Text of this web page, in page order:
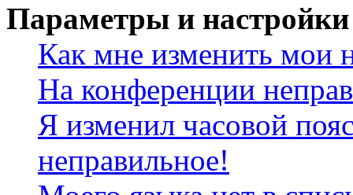
Параметры и настройки
Как мне изменить мои
На конференции
Я изменил часовой
неправильное!